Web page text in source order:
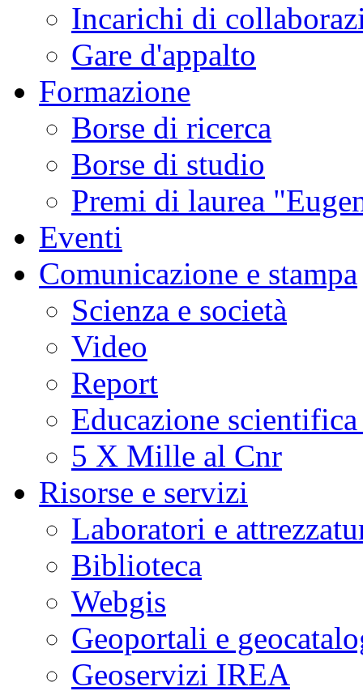
Incarichi di
Gare d'appalto
Formazione
Borse di ricerca
Borse di studio
Premi di laurea
Eventi
Comunicazione e stampa
Scienza e società
Video
Report
Educazione
5 X Mille al Cnr
Risorse e servizi
Laboratori e
Biblioteca
Webgis
Geoportali e
Geoservizi IREA